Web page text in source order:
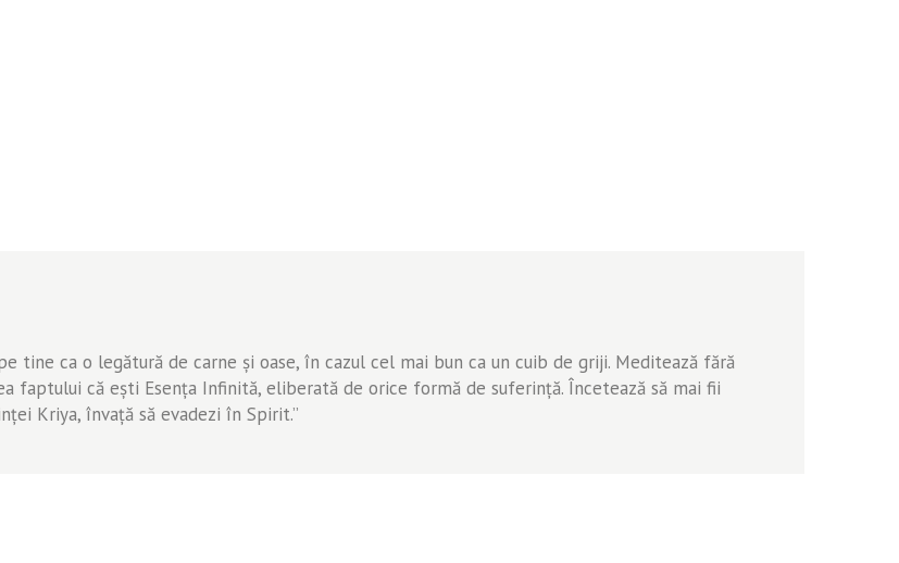
tine ca o legătură de carne şi oase, în cazul cel mai bun ca un cuib de griji. Meditează fără
faptului că eşti Esenţa Infinită, eliberată de orice formă de suferinţă. Încetează să mai fii
Kriya, învaţă să evadezi în Spirit.”